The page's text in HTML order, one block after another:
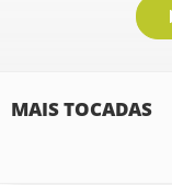
MAIS TOCADAS